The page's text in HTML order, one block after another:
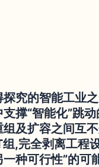
探究的智能工业
支撑“智能化”跳
组及扩容之间互
,完全剥离工程
一种可行性”的可